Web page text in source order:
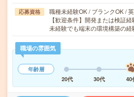
応募資格
職種未経験OK / ブランクOK /
【歓迎条件】開発または検証
未経験でも端末の環境構築の
職場の雰囲気
年齢層
20代
30代 40